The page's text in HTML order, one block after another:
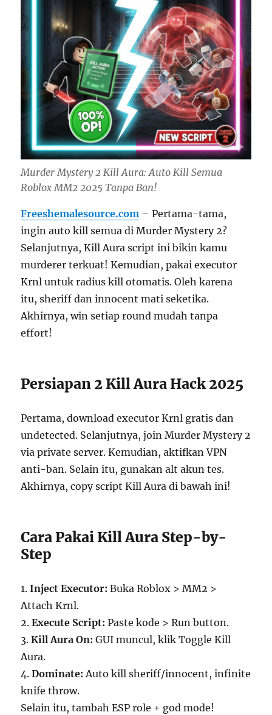
Murder Mystery 2 Kill Aura: Auto Kill Semua
Roblox MM2 2025 Tanpa Ban!
Freeshemalesource.com – Pertama-tama,
ingin auto kill semua di Murder Mystery 2?
Selanjutnya, Kill Aura script ini bikin kamu
murderer terkuat! Kemudian, pakai executor
Krnl untuk radius kill otomatis. Oleh karena
itu, sheriff dan innocent mati seketika.
Akhirnya, win setiap round mudah tanpa
effort!
Persiapan 2 Kill Aura Hack 2025
Pertama, download executor Krnl gratis dan
undetected. Selanjutnya, join Murder Mystery 2
via private server. Kemudian, aktifkan VPN
anti-ban. Selain itu, gunakan alt akun tes.
Akhirnya, copy script Kill Aura di bawah ini!
Cara Pakai Kill Aura Step-by-
Step
1.Inject Executor: Buka Roblox > MM2 >
Attach Krnl.
2.Execute Script: Paste kode > Run button.
3.Kill Aura On: GUI muncul, klik Toggle Kill
Aura.
4.Dominate: Auto kill sheriff/innocent, infinite
knife throw.
Selain itu, tambah ESP role + god mode!